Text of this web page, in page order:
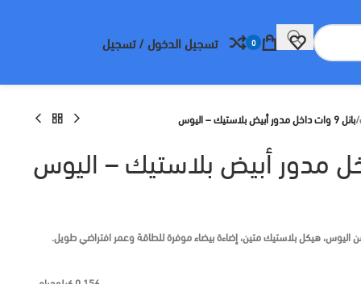
0 تسجيل الدخول / تسجيل
/بانل 9 وات داخل مدور أبيض بلاستيك – اليوس